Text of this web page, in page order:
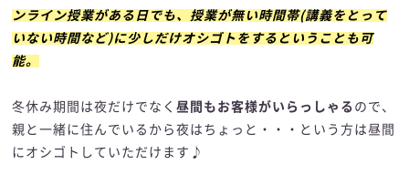
ンライン授業がある日でも、授業が無い時間帯(講義をとって
いない時間など)に少しだけオシゴトをするということも可
能。
冬休み期間は夜だけでなく昼間もお客様がいらっしゃる ので、
親と一緒に住んでいるから夜はちょっと・・・という方は昼間
にオシゴトしていただけます♪